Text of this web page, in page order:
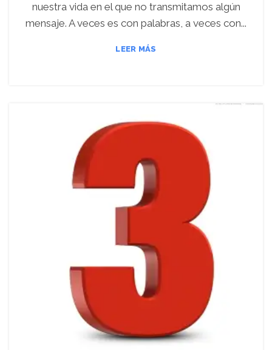
nuestra vida en el que no transmitamos algún
mensaje. A veces es con palabras, a veces con...
LEER MÁS